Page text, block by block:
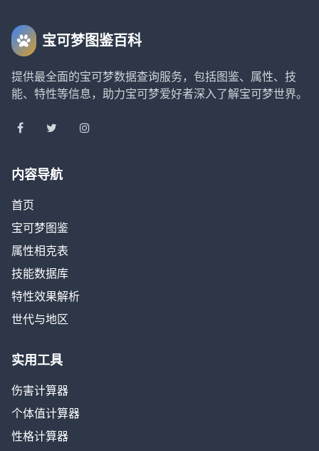
宝可梦图鉴百科
提供最全面的宝可梦数据查询服务，包括图鉴、属性、技
能、特性等信息，助力宝可梦爱好者深入了解宝可梦世界。
内容导航
首页
宝可梦图鉴
属性相克表
技能数据库
特性效果解析
世代与地区
实用工具
伤害计算器
个体值计算器
性格计算器